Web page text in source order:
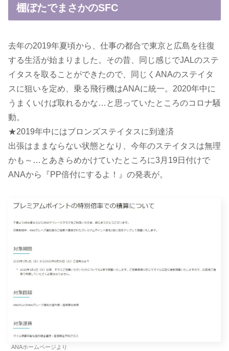
棚ぼたでまさかのSFC
去年の2019年夏頃から、仕事の都合で東京と広島を往復
する生活が始まりました。その昔、同じ感じでJALのステ
イタスを取ることができたので、同じくANAのステイタ
スに狙いを定め、乗る飛行機はANAに統一。2020年中に
うまくいけば取れるかな…と思っていたところのコロナ騒
動。
★2019年中にはブロンズステイタスに到達済
出張はままならない状態となり、今年のステイタスは無理
かも～…とあきらめかけていたところに3月19日付けで
ANAから『PP倍付にするよ！』の発表が。
ANAホームページより